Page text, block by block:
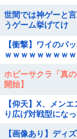
世間では神ゲーと
うゲーム挙げてけ
【衝撃】ワイのパ
ｗｗｗｗｗｗｗｗｗ
ホビーサクラ「真
開始】
【仰天】X、メン
り広げ対戦型にな
【画像あり】ディ